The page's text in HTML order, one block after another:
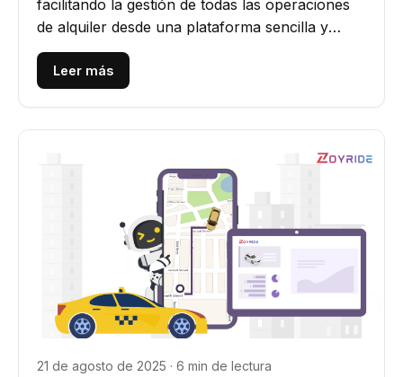
facilitando la gestión de todas las operaciones
de alquiler desde una plataforma sencilla y
conectada.
Leer más
21 de agosto de 2025 · 6 min de lectura